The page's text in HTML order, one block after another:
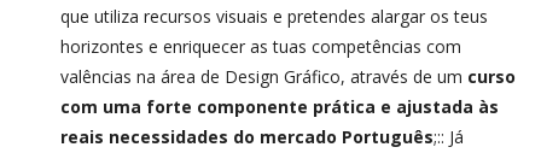
que utiliza recursos visuais e pretendes alargar os teus
horizontes e enriquecer as tuas competências com
valências na área de Design Gráfico, através de um curso
com uma forte componente prática e ajustada às
reais necessidades do mercado Português;:: Já